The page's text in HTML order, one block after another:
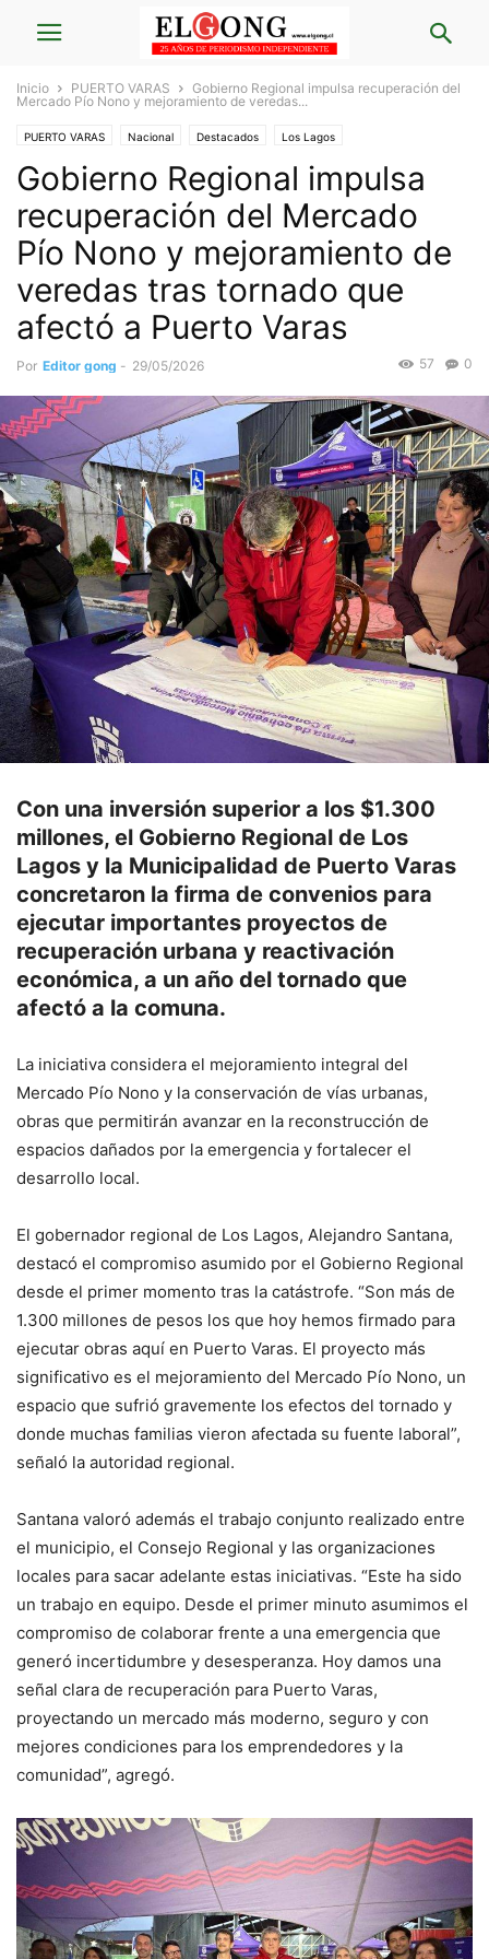
Inicio PUERTO VARAS
Gobierno Regional impulsa recuperación del
Mercado Pío Nono y mejoramiento de veredas...
PUERTO VARAS Nacional Destacados Los Lagos
Destacados Los Lagos
Gobierno Regional impulsa
recuperación del Mercado
Pío Nono y mejoramiento de
veredas tras tornado que
afectó a Puerto Varas
Por Editor gong - 29/05/2026 0
57
Con una inversión superior a los $1.300
millones, el Gobierno Regional de Los
Lagos y la Municipalidad de Puerto Varas
concretaron la firma de convenios para
ejecutar importantes proyectos de
recuperación urbana y reactivación
económica, a un año del tornado que
afectó a la comuna.
La iniciativa considera el mejoramiento integral del
Mercado Pío Nono y la conservación de vías urbanas,
obras que permitirán avanzar en la reconstrucción de
espacios dañados por la emergencia y fortalecer el
desarrollo local.
El gobernador regional de Los Lagos, Alejandro Santana,
destacó el compromiso asumido por el Gobierno Regional
desde el primer momento tras la catástrofe. “Son más de
1.300 millones de pesos los que hoy hemos firmado para
ejecutar obras aquí en Puerto Varas. El proyecto más
significativo es el mejoramiento del Mercado Pío Nono, un
espacio que sufrió gravemente los efectos del tornado y
donde muchas familias vieron afectada su fuente laboral”,
señaló la autoridad regional.
Santana valoró además el trabajo conjunto realizado entre
el municipio, el Consejo Regional y las organizaciones
locales para sacar adelante estas iniciativas. “Este ha sido
un trabajo en equipo. Desde el primer minuto asumimos el
compromiso de colaborar frente a una emergencia que
generó incertidumbre y desesperanza. Hoy damos una
señal clara de recuperación para Puerto Varas,
proyectando un mercado más moderno, seguro y con
mejores condiciones para los emprendedores y la
comunidad”, agregó.